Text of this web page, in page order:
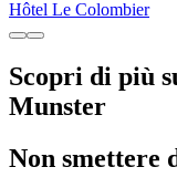
Hôtel Le Colombier
Scopri di più
Munster
Non smettere